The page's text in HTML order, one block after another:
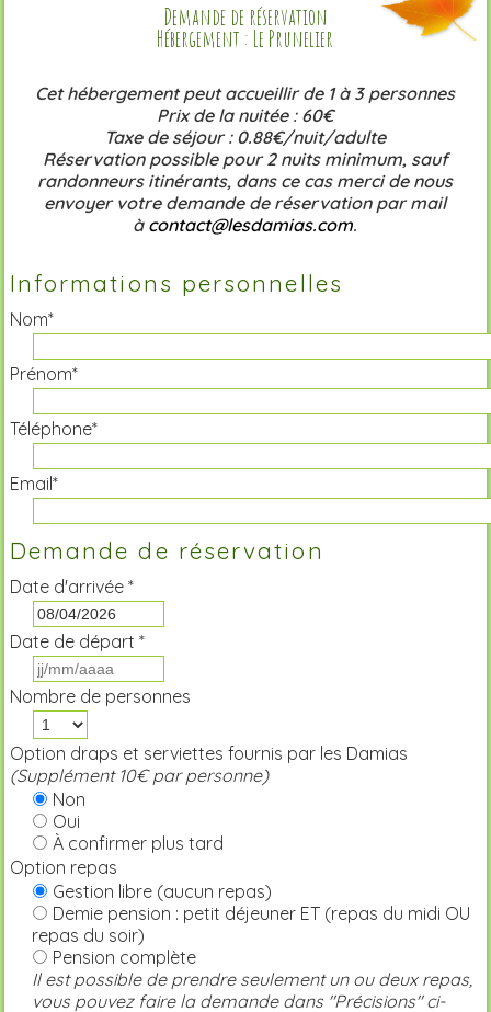
Demande de réservation
Hébergement : Le Prunelier
Cet hébergement peut accueillir de 1 à 3 personnes
Prix de la nuitée : 60€
Taxe de séjour : 0.88€/nuit/adulte
Réservation possible pour 2 nuits minimum, sauf
randonneurs itinérants, dans ce cas merci de nous
envoyer votre demande de réservation par mail
à contact@lesdamias.com.
Informations personnelles
Nom*
Prénom*
Téléphone*
Email*
Demande de réservation
Date d'arrivée *
Date de départ *
Nombre de personnes
Option draps et serviettes fournis par les Damias
(Supplément 10€ par personne)
Non
Oui
À confirmer plus tard
Option repas
Gestion libre (aucun repas)
Demie pension : petit déjeuner ET (repas du midi OU
repas du soir)
Pension complète
Il est possible de prendre seulement un ou deux repas,
vous pouvez faire la demande dans "Précisions" ci-